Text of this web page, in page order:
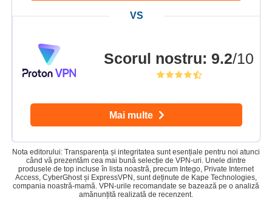
Scorul nostru: 9.2/10
Mai multe
Nota editorului: Transparența și integritatea sunt esențiale pentru noi atunci
când vă prezentăm cea mai bună selecție de VPN-uri. Unele dintre
produsele de top incluse în lista noastră, precum Intego, Private Internet
Access, CyberGhost și ExpressVPN, sunt deținute de Kape Technologies,
compania noastră-mamă. VPN-urile recomandate se bazează pe o analiză
amănunțită realizată de recenzent.